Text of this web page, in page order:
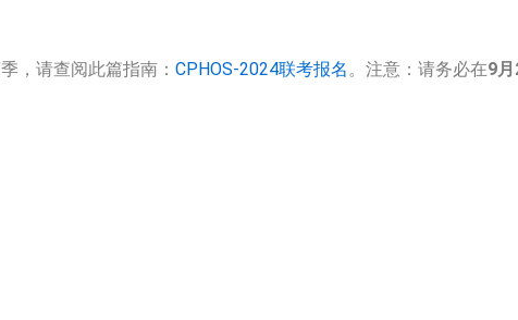
，请查阅此篇指南： CPHOS-2024联考报名。注意：请务必在9